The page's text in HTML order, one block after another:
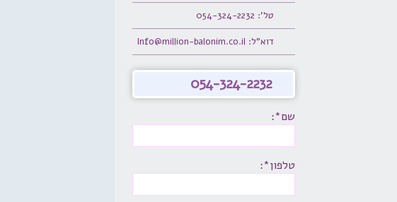
טל': 054-324-2232
דוא"ל: Info@million-balonim.co.il
054-324-2232
שם*:
טלפון*: